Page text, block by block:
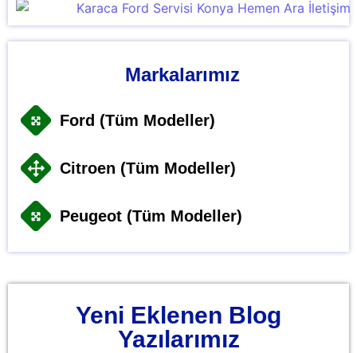
Markalarımız
Ford (Tüm Modeller)
Citroen (Tüm Modeller)
Peugeot (Tüm Modeller)
Yeni Eklenen Blog
Yazılarımız